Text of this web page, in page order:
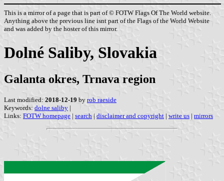
This is a mirror of a page that is part of © FOTW Flags Of The World website.
Anything above the previous line isnt part of the Flags of the World Website
and was added by the hoster of this mirror.
Dolné Saliby, Slovakia
Galanta okres, Trnava region
Last modified: 2018-12-19 by rob raeside
Keywords: dolne saliby |
Links: FOTW homepage | search | disclaimer and copyright | write us | mirrors